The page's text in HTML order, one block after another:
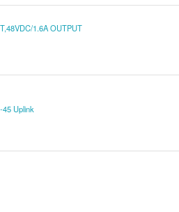
1.6A OUTPUT
Uplink